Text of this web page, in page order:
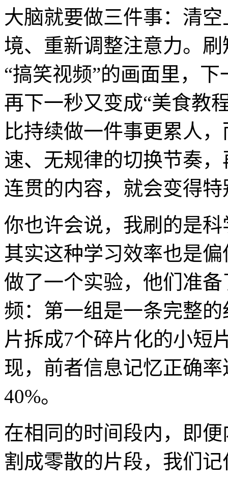
大脑就要做三件事：清
境、重新调整注意力。
“搞笑视频”的画面里，
再下一秒又变成“美食教
比持续做一件事更累人
速、无规律的切换节奏
连贯的内容，就会变得
你也许会说，我刷的是
其实这种学习效率也是
做了一个实验，他们准
频：第一组是一条完整
片拆成7个碎片化的小短
现，前者信息记忆正确
40%。
在相同的时间段内，即
割成零散的片段，我们